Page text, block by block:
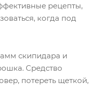
рецепты,
когда под
скипидара и
Средство
потереть щеткой,